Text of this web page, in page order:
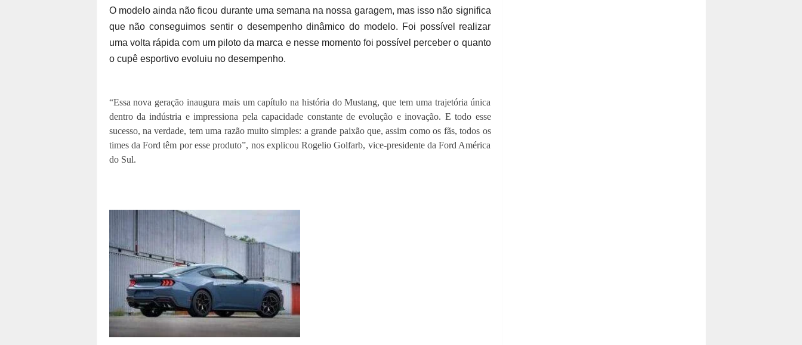
O modelo ainda não ficou durante uma semana na nossa garagem, mas isso não significa
que não conseguimos sentir o desempenho dinâmico do modelo. Foi possível realizar
uma volta rápida com um piloto da marca e nesse momento foi possível perceber o quanto
o cupê esportivo evoluiu no desempenho.
“Essa nova geração inaugura mais um capítulo na história do Mustang, que tem uma trajetória única
dentro da indústria e impressiona pela capacidade constante de evolução e inovação. E todo esse
sucesso, na verdade, tem uma razão muito simples: a grande paixão que, assim como os fãs, todos os
times da Ford têm por esse produto”, nos explicou Rogelio Golfarb, vice-presidente da Ford América
do Sul.